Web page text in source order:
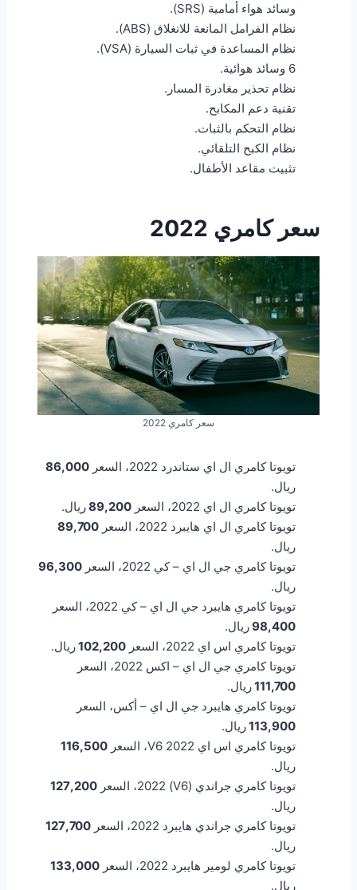
وسائد هواء أمامية (SRS).
نظام الفرامل المانعة للانغلاق (ABS).
نظام المساعدة في ثبات السيارة (VSA).
6 وسائد هوائية.
نظام تحذير مغادرة المسار.
تقنية دعم المكابح.
نظام التحكم بالثبات.
نظام الكبح التلقائي.
تثبيت مقاعد الأطفال.
سعر كامري 2022
سعر كامري 2022
تويوتا كامري ال اي ستاندرد 2022، السعر
86,000
ريال.
تويوتا كامري ال اي 2022، السعر
89,200ريال.
تويوتا كامري ال اي هايبرد 2022، السعر
89,700
ريال.
تويوتا كامري جي ال اي – كي 2022، السعر
96,300
ريال.
تويوتا كامري هايبرد جي ال اي – كي 2022، السعر
98,400ريال.
تويوتا كامري اس اي 2022، السعر
102,200ريال.
تويوتا كامري جي ال اي – اكس 2022، السعر
111,700ريال.
تويوتا كامري هايبرد جي ال اي – أكس، السعر
113,900ريال.
تويوتا كامري اس اي V6 2022، السعر
116,500
ريال.
تويوتا كامري جراندي (V6) 2022، السعر
127,200
ريال.
تويوتا كامري جراندي هايبرد 2022، السعر
127,700
ريال.
تويوتا كامري لومير هايبرد 2022، السعر
133,000
ريال.